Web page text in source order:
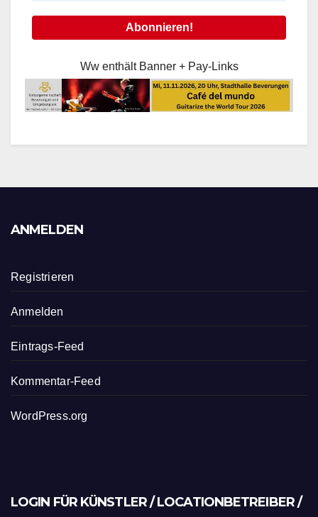
Ww enthält Banner + Pay-Links
ANMELDEN
Registrieren
Anmelden
Eintrags-Feed
Kommentar-Feed
WordPress.org
LOGIN FÜR KÜNSTLER / LOCATIONBETREIBER /